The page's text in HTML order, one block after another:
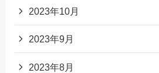
2023年10月
2023年9月
2023年8月